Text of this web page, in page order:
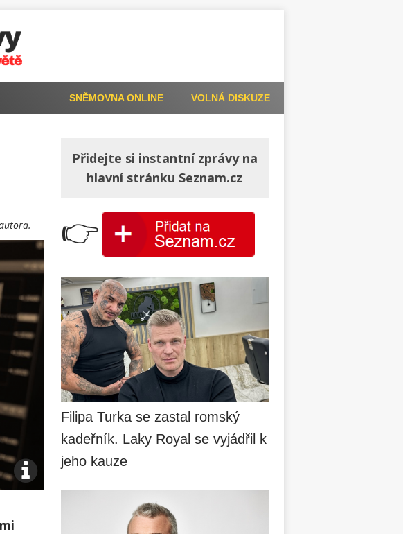
VOLNÁ DISKUZE
SNĚMOVNA ONLINE
Přidejte si instantní zprávy na
hlavní stránku Seznam.cz
👉
Filipa Turka se zastal romský
kadeřník. Laky Royal se vyjádřil k
jeho kauze